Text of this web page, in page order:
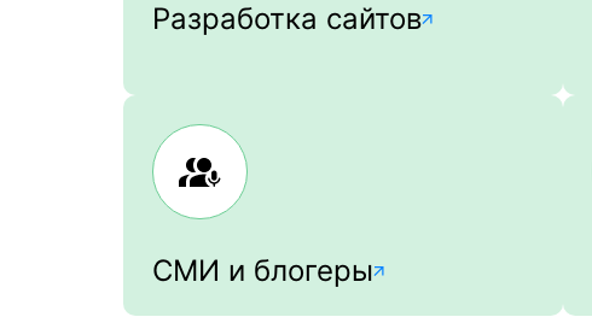
Разработка сайтов
СМИ и блогеры